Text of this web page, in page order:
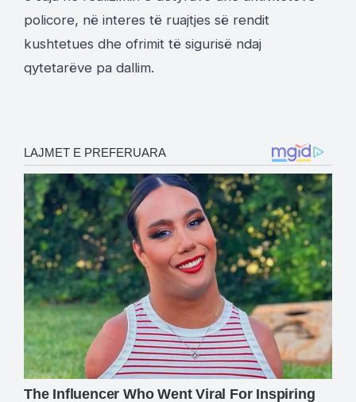
policore, në interes të ruajtjes së rendit
kushtetues dhe ofrimit të sigurisë ndaj
qytetarëve pa dallim.